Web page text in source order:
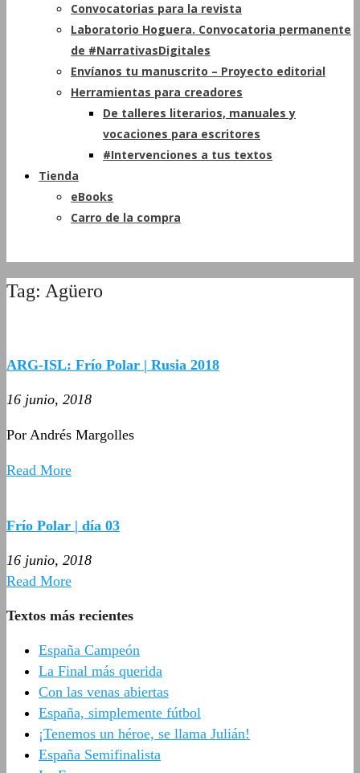
Convocatorias para la revista
Laboratorio Hoguera. Convocatoria permanente
de #NarrativasDigitales
Envíanos tu manuscrito – Proyecto editorial
Herramientas para creadores
De talleres literarios, manuales y
vocaciones para escritores
#Intervenciones a tus textos
Tienda
eBooks
Carro de la compra
Tag: Agüero
ARG-ISL: Frío Polar | Rusia 2018
16 junio, 2018
Por Andrés Margolles
Read More
Frío Polar | día 03
16 junio, 2018
Read More
Textos más recientes
España Campeón
La Final más querida
Con las venas abiertas
España, simplemente fútbol
¡Tenemos un héroe, se llama Julián!
España Semifinalista